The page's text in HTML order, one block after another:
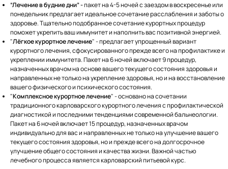
“Лечение в будние дни” -пакет на 4-5 ночей с заездом в воскресенье или
понедельник предлагает идеальное сочетание расслабления и заботы о
здоровье. Тщательно подобранное сочетание курортных процедур
поможет укрепить ваш иммунитет и наполнить вас позитивной энергией.
"Лёгкое курортное лечение" - предлагает упрощенный вариант
курортного лечения, сфокусированного прежде всего на профилактике и
укреплении иммунитета. Пакет на 6 ночей включает 9 процедур,
назначенных врачом на основе вашего текущего состояния здоровья и
направленных не только на укрепление здоровья, но и на восстановление
вашего физического и психического состояния.
"Комплексное курортное лечение" - основано на сочетании
традиционного карловарского курортного лечения с профилактической
диагностикой и последними тенденциями современной бальнеологии.
Пакет на 6 ночей включает 15 процедур, назначенных врачом
индивидуально для вас и направленных не только на улучшение вашего
текущего состояния здоровья, но и прежде всего на долгосрочное
улучшение общего состояния и качества жизни. Важной частью
лечебного процесса является карловарский питьевой курс.